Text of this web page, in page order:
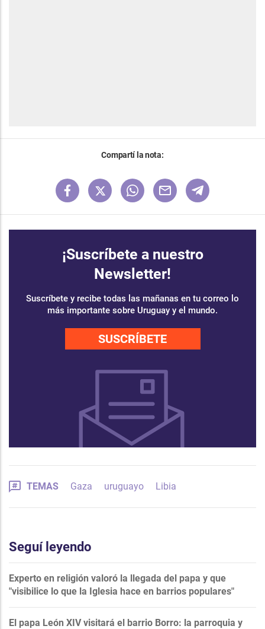
Compartí la nota:
¡Suscríbete a nuestro
Newsletter!
Suscríbete y recibe todas las mañanas en tu correo lo
más importante sobre Uruguay y el mundo.
SUSCRÍBETE
TEMAS Gaza uruguayo Libia
Seguí leyendo
Experto en religión valoró la llegada del papa y que
"visibilice lo que la Iglesia hace en barrios populares"
El papa León XIV visitará el barrio Borro: la parroquia y